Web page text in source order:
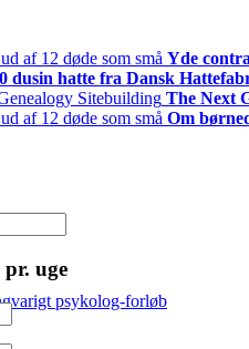
psykolog-forløb
Yde
dusin hatte fra Dansk
The Next
Om
uge